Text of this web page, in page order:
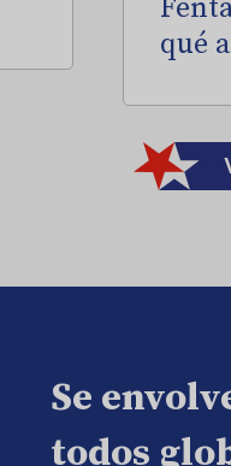
qué
Se
todos